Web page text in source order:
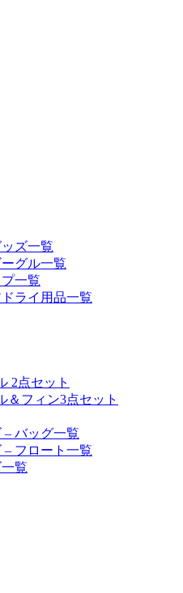
ズ一覧
グル一覧
一覧
ライ用品一覧
2点セット
＆フィン3点セット
– バッグ一覧
– フロート一覧
覧